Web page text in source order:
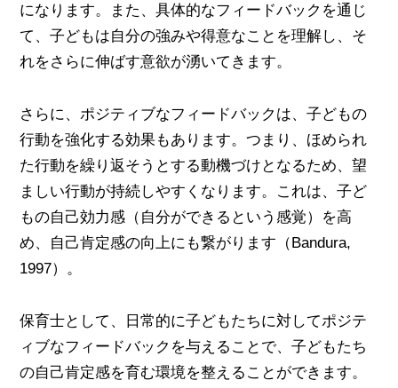
になります。また、具体的なフィードバックを通じ
て、子どもは自分の強みや得意なことを理解し、そ
れをさらに伸ばす意欲が湧いてきます。
さらに、ポジティブなフィードバックは、子どもの
行動を強化する効果もあります。つまり、ほめられ
た行動を繰り返そうとする動機づけとなるため、望
ましい行動が持続しやすくなります。これは、子ど
もの自己効力感（自分ができるという感覚）を高
め、自己肯定感の向上にも繋がります（Bandura,
1997）。
保育士として、日常的に子どもたちに対してポジテ
ィブなフィードバックを与えることで、子どもたち
の自己肯定感を育む環境を整えることができます。